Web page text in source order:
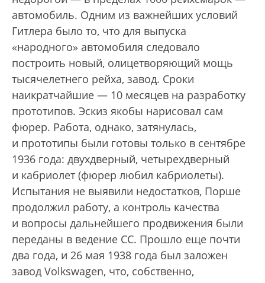
автомобиль. Одним из важнейших условий
Гитлера было то, что для выпуска
«народного» автомобиля следовало
построить новый, олицетворяющий мощь
тысячелетнего рейха, завод. Сроки
наикратчайшие — 10 месяцев на разработку
прототипов. Эскиз якобы нарисовал сам
фюрер. Работа, однако, затянулась,
и прототипы были готовы только в сентябре
1936 года: двухдверный, четырехдверный
и кабриолет (фюрер любил кабриолеты).
Испытания не выявили недостатков, Порше
продолжил работу, а контроль качества
и вопросы дальнейшего продвижения были
переданы в ведение СС. Прошло еще почти
два года, и 26 мая 1938 года был заложен
завод Volkswagen, что, собственно,